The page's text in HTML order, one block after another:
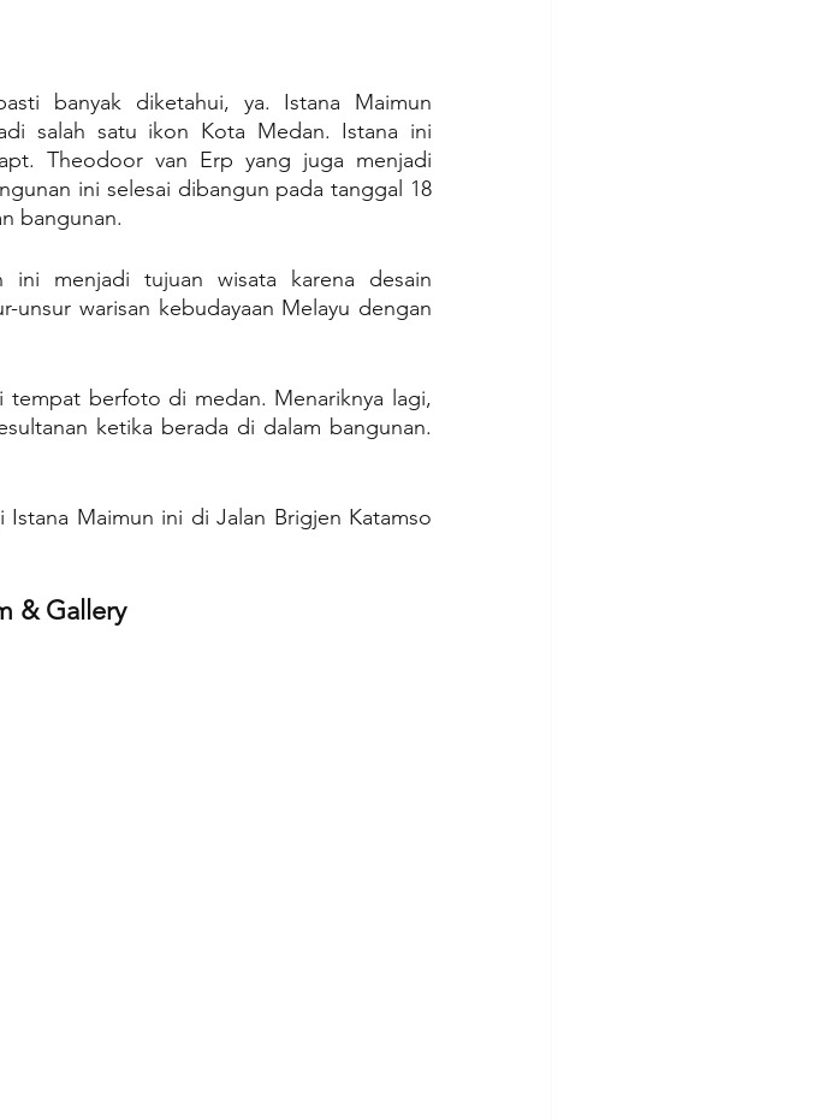
banyak diketahui, ya. Istana Maimun
salah satu ikon Kota Medan. Istana ini
Theodoor van Erp yang juga menjadi
ini selesai dibangun pada tanggal 18
bangunan.
ini menjadi tujuan wisata karena desain
unsur warisan kebudayaan Melayu dengan
tempat berfoto di medan. Menariknya lagi,
ketika berada di dalam bangunan.
Maimun ini di Jalan Brigjen Katamso
& Gallery